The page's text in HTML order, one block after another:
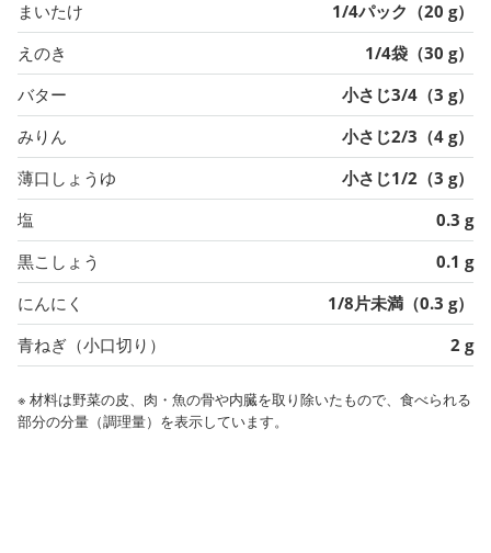
まいたけ
1/4パック（20 g）
えのき
1/4袋（30 g）
バター
小さじ3/4（3 g）
みりん
小さじ2/3（4 g）
薄口しょうゆ
小さじ1/2（3 g）
塩
0.3 g
黒こしょう
0.1 g
にんにく
1/8片未満（0.3 g）
青ねぎ（小口切り）
2 g
※ 材料は野菜の皮、肉・魚の骨や内臓を取り除いたもので、食べられる
部分の分量（調理量）を表示しています。